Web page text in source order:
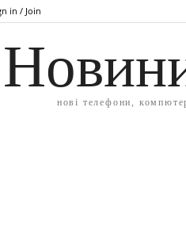
in / Join
нові телефони,